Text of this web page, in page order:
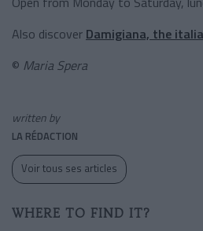
Also discover Damigiana, the
© Maria Spera
written by
LA RÉDACTION
Voir tous ses articles
WHERE TO FIND IT?